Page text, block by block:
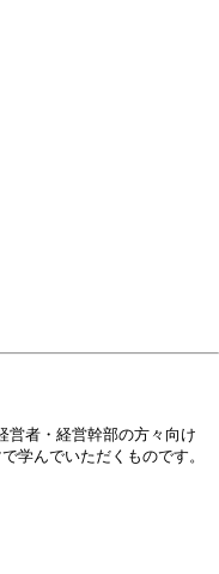
営者・経営幹部の方々向け
学んでいただくものです。